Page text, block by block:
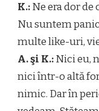
K.:Ne era dor de
Nu suntem
multe like-uri,
A. şi K.:Nici eu,
nici într-o altă
nimic. Dar în